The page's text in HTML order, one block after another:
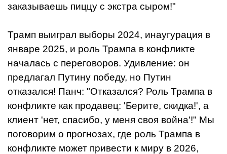
заказываешь пиццу с экстра сыром!"
Трамп выиграл выборы 2024, инаугурация в
январе 2025, и роль Трампа в конфликте
началась с переговоров. Удивление: он
предлагал Путину победу, но Путин
отказался! Панч: "Отказался? Роль Трампа в
конфликте как продавец: 'Берите, скидка!', а
клиент 'нет, спасибо, у меня своя война'!" Мы
поговорим о прогнозах, где роль Трампа в
конфликте может привести к миру в 2026,